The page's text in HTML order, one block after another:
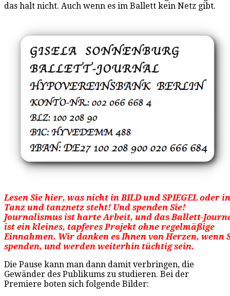
das halt nicht. Auch wenn es im Ballett kein Netz gibt.
Lesen Sie hier, was nicht in BILD und SPIEGEL oder in
Tanz und tanznetz steht! Und spenden Sie!
Journalismus ist harte Arbeit, und das Ballett-
ist ein kleines, tapferes Projekt ohne regelmäßige
Einnahmen. Wir danken es Ihnen von Herzen, wenn
spenden, und werden weiterhin tüchtig sein.
Die Pause kann man dann damit verbringen, die
Gewänder des Publikums zu studieren. Bei der
Premiere boten sich folgende Bilder: